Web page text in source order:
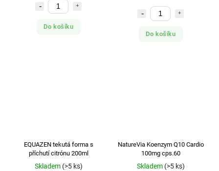
Do košíku
Do košíku
EQUAZEN tekutá forma s
příchutí citrónu 200ml
Skladem (>5 ks)
NatureVia Koenzym Q10 Cardio
100mg cps.60
Skladem (>5 ks)